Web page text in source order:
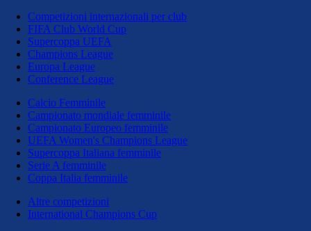
Competizioni internazionali per club
FIFA Club World Cup
Supercoppa UEFA
Champions League
Europa League
Conference League
Calcio Femminile
Campionato mondiale femminile
Campionato Europeo femminile
UEFA Women's Champions League
Supercoppa Italiana femminile
Serie A femminile
Coppa Italia femminile
Altre competizioni
International Champions Cup